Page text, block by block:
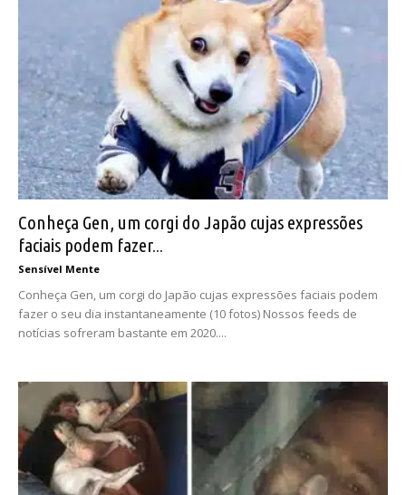
Conheça Gen, um corgi do Japão cujas expressões
faciais podem fazer...
Sensível Mente
Conheça Gen, um corgi do Japão cujas expressões faciais podem
fazer o seu dia instantaneamente (10 fotos) Nossos feeds de
notícias sofreram bastante em 2020....